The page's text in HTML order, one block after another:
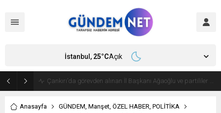
Bakan Fidan, Hamas Siyasi Büro Şefi Hayye’yi kabul etti
İstanbul, 25°CAçık
Anasayfa GÜNDEM, Manşet, ÖZEL HABER, POLİTİKA